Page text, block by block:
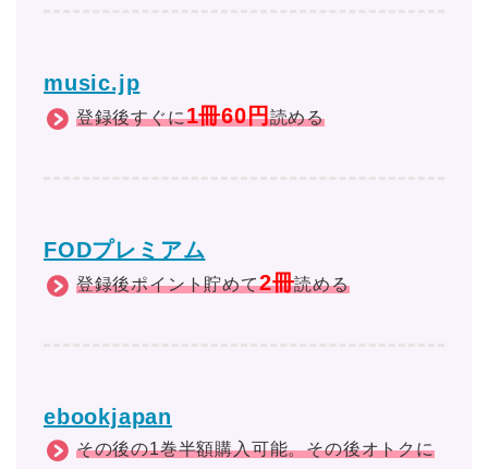
music.jp
登録後すぐに1冊60円読める
FODプレミアム
登録後ポイント貯めて2冊読める
ebookjapan
その後の1巻半額購入可能。その後オトクに